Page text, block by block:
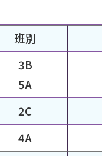
班別
3B
5A
2C
4A